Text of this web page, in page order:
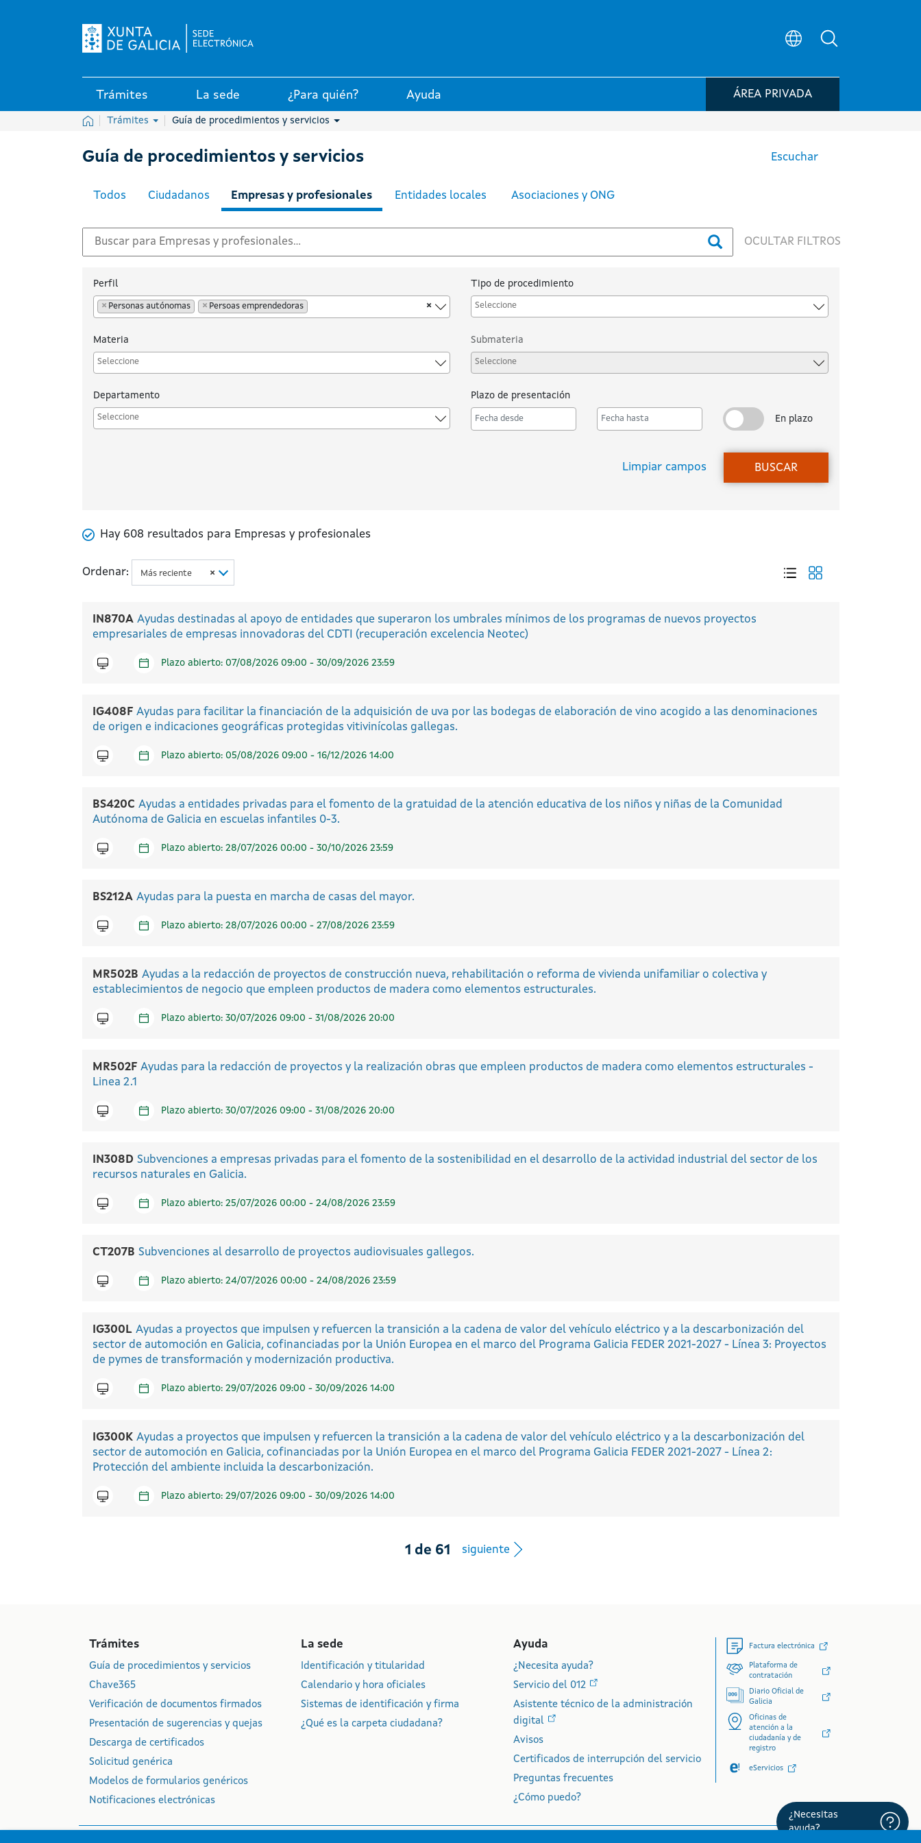
Trámites La sede ¿Para quién? Ayuda ÁREA PRIVADA
InicioTrámites Guía de procedimientos y servicios
Guía de procedimientos y servicios Escuchar
Todos Ciudadanos Empresas y profesionales Entidades locales Asociaciones y ONG
OCULTAR FILTROS
Perfil
×
× Personas autónomas × Persoas emprendedoras
Tipo de procedimiento
Materia Submateria
Departamento Plazo de presentación
Desde
Hasta
Mostrar/Ocultar en plazo
En plazo
Limpiar campos BUSCAR
Numero de resultados
Hay 608 resultados para Empresas y profesionales
Ordenar: ×
Más reciente Icono mostrar lista
Icono mostrar
IN870A Ayudas destinadas al apoyo de entidades que superaron los umbrales mínimos de los programas de nuevos proyectos
empresariales de empresas innovadoras del CDTI (recuperación excelencia Neotec)
Icono telematicoPlazo abierto: 07/08/2026 09:00 - 30/09/2026 23:59
IG408F Ayudas para facilitar la financiación de la adquisición de uva por las bodegas de elaboración de vino acogido a las denominaciones
de origen e indicaciones geográficas protegidas vitivinícolas gallegas.
Icono telematicoPlazo abierto: 05/08/2026 09:00 - 16/12/2026 14:00
BS420C Ayudas a entidades privadas para el fomento de la gratuidad de la atención educativa de los niños y niñas de la Comunidad
Autónoma de Galicia en escuelas infantiles 0-3.
Icono telematicoPlazo abierto: 28/07/2026 00:00 - 30/10/2026 23:59
BS212A Ayudas para la puesta en marcha de casas del mayor.
Icono telematicoPlazo abierto: 28/07/2026 00:00 - 27/08/2026 23:59
MR502B Ayudas a la redacción de proyectos de construcción nueva, rehabilitación o reforma de vivienda unifamiliar o colectiva y
establecimientos de negocio que empleen productos de madera como elementos estructurales.
Icono telematicoPlazo abierto: 30/07/2026 09:00 - 31/08/2026 20:00
MR502F Ayudas para la redacción de proyectos y la realización obras que empleen productos de madera como elementos estructurales -
Linea 2.1
Icono telematicoPlazo abierto: 30/07/2026 09:00 - 31/08/2026 20:00
IN308D Subvenciones a empresas privadas para el fomento de la sostenibilidad en el desarrollo de la actividad industrial del sector de los
recursos naturales en Galicia.
Icono telematicoPlazo abierto: 25/07/2026 00:00 - 24/08/2026 23:59
CT207B Subvenciones al desarrollo de proyectos audiovisuales gallegos.
Icono telematicoPlazo abierto: 24/07/2026 00:00 - 24/08/2026 23:59
IG300L Ayudas a proyectos que impulsen y refuercen la transición a la cadena de valor del vehículo eléctrico y a la descarbonización del
sector de automoción en Galicia, cofinanciadas por la Unión Europea en el marco del Programa Galicia FEDER 2021-2027 - Línea 3: Proyectos
de pymes de transformación y modernización productiva.
Icono telematicoPlazo abierto: 29/07/2026 09:00 - 30/09/2026 14:00
IG300K Ayudas a proyectos que impulsen y refuercen la transición a la cadena de valor del vehículo eléctrico y a la descarbonización del
sector de automoción en Galicia, cofinanciadas por la Unión Europea en el marco del Programa Galicia FEDER 2021-2027 - Línea 2:
Protección del ambiente incluida la descarbonización.
Icono telematicoPlazo abierto: 29/07/2026 09:00 - 30/09/2026 14:00
1 de 61 siguiente
Trámites
Guía de procedimientos y servicios
Chave365
Verificación de documentos firmados
Presentación de sugerencias y quejas
Descarga de certificados
Solicitud genérica
Modelos de formularios genéricos
Notificaciones electrónicas
La sede
Identificación y titularidad
Calendario y hora oficiales
Sistemas de identificación y firma
¿Qué es la carpeta ciudadana?
Ayuda
¿Necesita ayuda?
Servicio del 012
Asistente técnico de la administración
digital
Avisos
Certificados de interrupción del servicio
Preguntas frecuentes
¿Cómo puedo?
Factura electrónica
Plataforma de
contratación
Diario Oficial de
Galicia
Oficinas de
atención a la
ciudadanía y de
registro
eServicios